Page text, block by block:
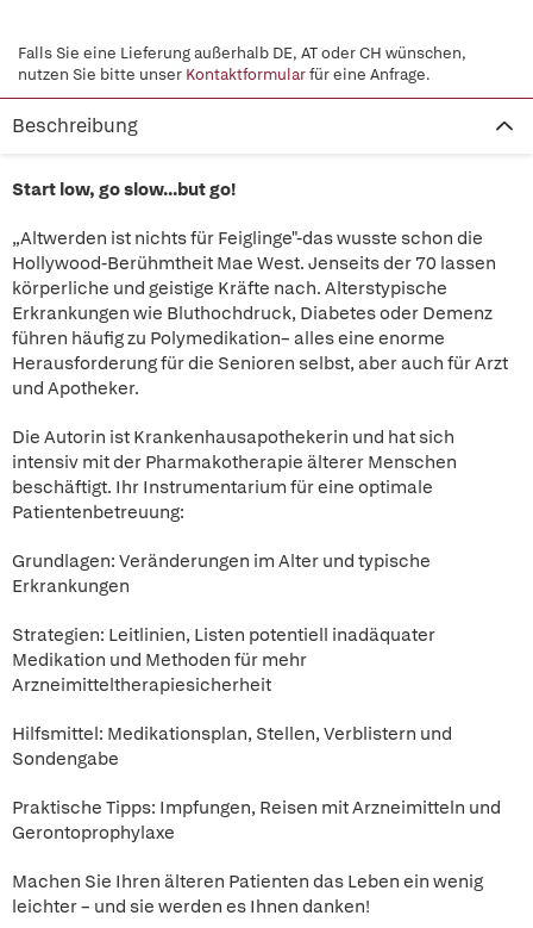
Falls Sie eine Lieferung außerhalb DE, AT oder CH wünschen,
nutzen Sie bitte unser Kontaktformularfür eine Anfrage.
Beschreibung
Start low, go slow...but go!
„Altwerden ist nichts für Feiglinge"-das wusste schon die
Hollywood-Berühmtheit Mae West. Jenseits der 70 lassen
körperliche und geistige Kräfte nach. Alterstypische
Erkrankungen wie Bluthochdruck, Diabetes oder Demenz
führen häufig zu Polymedikation– alles eine enorme
Herausforderung für die Senioren selbst, aber auch für Arzt
und Apotheker.
Die Autorin ist Krankenhausapothekerin und hat sich
intensiv mit der Pharmakotherapie älterer Menschen
beschäftigt. Ihr Instrumentarium für eine optimale
Patientenbetreuung:
Grundlagen: Veränderungen im Alter und typische
Erkrankungen
Strategien: Leitlinien, Listen potentiell inadäquater
Medikation und Methoden für mehr
Arzneimitteltherapiesicherheit
Hilfsmittel: Medikationsplan, Stellen, Verblistern und
Sondengabe
Praktische Tipps: Impfungen, Reisen mit Arzneimitteln und
Gerontoprophylaxe
Machen Sie Ihren älteren Patienten das Leben ein wenig
leichter – und sie werden es Ihnen danken!